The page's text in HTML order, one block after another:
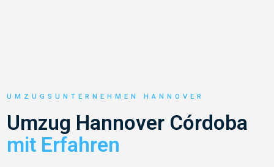
UMZUGSUNTERNEHMEN HANNOVER
Umzug Hannover Córdoba
mit Erfahren